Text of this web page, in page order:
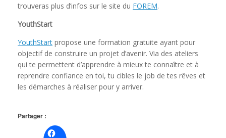
trouveras plus d’infos sur le site du FOREM.
YouthStart
YouthStart propose une formation gratuite ayant pour
objectif de construire un projet d’avenir. Via des ateliers
qui te permettent d’apprendre à mieux te connaître et à
reprendre confiance en toi, tu cibles le job de tes rêves et
les démarches à réaliser pour y arriver.
Partager :